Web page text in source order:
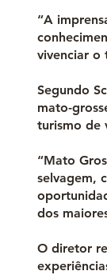
“A
vivenciar o
Segundo
mato-
turismo de
“Mato
selvagem,
dos
O diretor